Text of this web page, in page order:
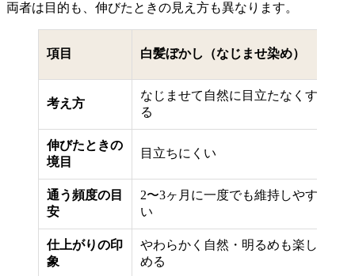
両者は目的も、伸びたときの見え方も異なります。
項目 白髪ぼかし（なじませ染め）
考え方
なじませて自然に目立たなくす
る
伸びたときの
境目
目立ちにくい
通う頻度の目
安
2〜3ヶ月に一度でも維持しやす
い
仕上がりの印
象
やわらかく自然・明るめも楽し
める